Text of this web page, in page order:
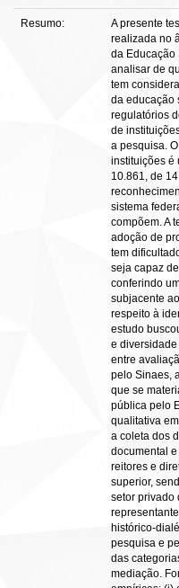
Resumo:
A presente
realizada no
da Educação
analisar de
tem
da educação
regulatórios
de
a pesquisa.
instituições é
10.861, de
sistema
compõem. A
adoção de
tem
seja capaz
conferindo
subjacente
respeito à
estudo
e
entre
pelo Sinaes,
que se
pública pelo
qualitativa
a coleta dos
documental
reitores e
superior,
setor privado
histórico-
pesquisa e
das
mediação.